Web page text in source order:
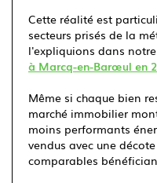
Cette réalité est
secteurs prisés de la
l'expliquions dans
à Marcq-en-Barœul en
Même si chaque bien
marché immobilier
moins performants
vendus avec une
comparables